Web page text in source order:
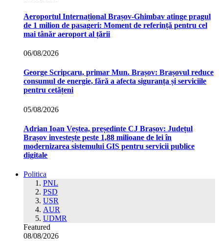
Aeroportul Internațional Brașov‑Ghimbav atinge pragul
de 1 milion de pasageri: Moment de referință pentru cel
mai tânăr aeroport al țării
06/08/2026
George Scripcaru, primar Mun. Brașov: Brașovul reduce
consumul de energie, fără a afecta siguranța și serviciile
pentru cetățeni
05/08/2026
Adrian Ioan Veștea, președinte CJ Brașov: Județul
Brașov investește peste 1,88 milioane de lei în
modernizarea sistemului GIS pentru servicii publice
digitale
Politica
PNL
PSD
USR
AUR
UDMR
Featured
08/08/2026